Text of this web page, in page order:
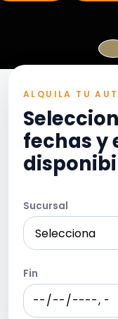
ALQUILA TU
fechas y
Sucursal
Fin